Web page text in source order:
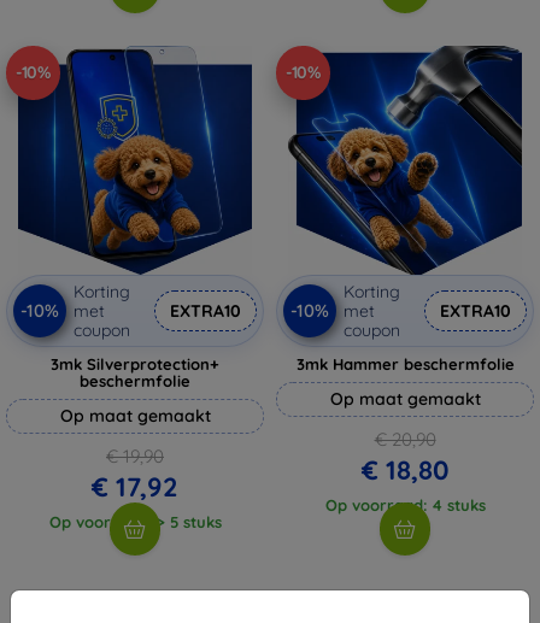
-10%
-10%
Korting
met
coupon
EXTRA10
3mk Silverprotection+
beschermfolie
Op maat gemaakt
€ 19,90
€ 17,92
Op voorraad: > 5 stuks
-10%
-10%
Korting
met
coupon
EXTRA10
3mk Hammer beschermfolie
Op maat gemaakt
€ 20,90
€ 18,80
Op voorraad: 4 stuks